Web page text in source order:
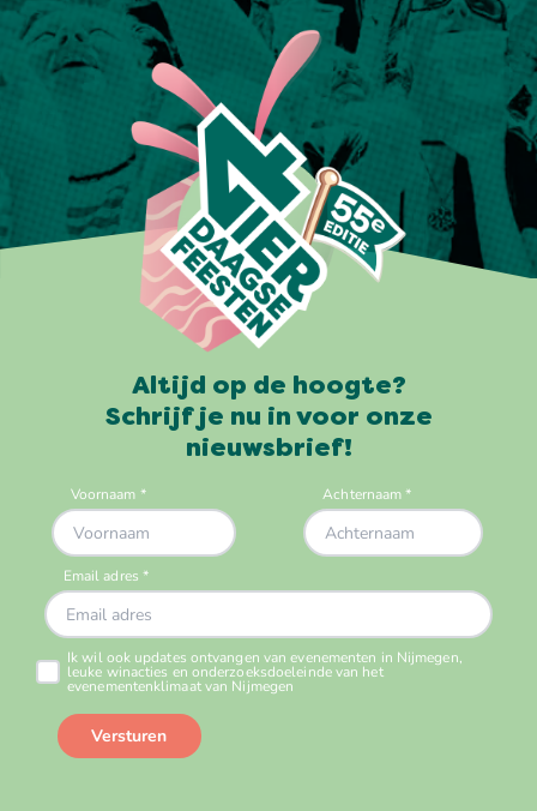
Altijd op de hoogte?
Schrijf je nu in voor onze
nieuwsbrief!